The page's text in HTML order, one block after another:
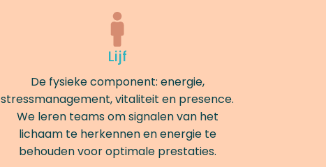
Lijf
De fysieke component: energie,
stressmanagement, vitaliteit en presence.
We leren teams om signalen van het
lichaam te herkennen en energie te
behouden voor optimale prestaties.